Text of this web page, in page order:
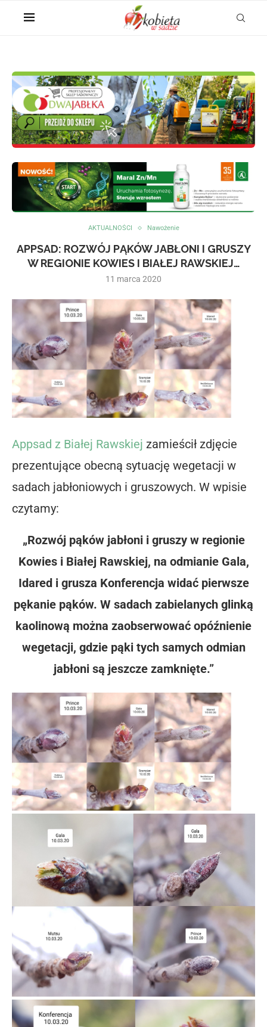
AKTUALNOŚCI Nawożenie
APPSAD: ROZWÓJ PĄKÓW JABŁONI I GRUSZY
W REGIONIE KOWIES I BIAŁEJ RAWSKIEJ…
11 marca 2020
Appsad z Białej Rawskiej zamieścił zdjęcie
prezentujące obecną sytuację wegetacji w
sadach jabłoniowych i gruszowych. W wpisie
czytamy:
„Rozwój pąków jabłoni i gruszy w regionie
Kowies i Białej Rawskiej, na odmianie Gala,
Idared i grusza Konferencja widać pierwsze
pękanie pąków. W sadach zabielanych glinką
kaolinową można zaobserwować opóźnienie
wegetacji, gdzie pąki tych samych odmian
jabłoni są jeszcze zamknięte.”